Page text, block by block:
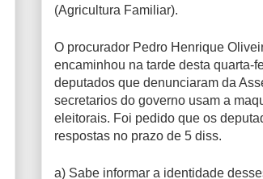
(Agricultura Familiar).
O procurador Pedro Henrique
encaminhou na tarde desta quarta-
deputados que denunciaram da
secretarios do governo usam a
eleitorais. Foi pedido que os
respostas no prazo de 5 diss.
a) Sabe informar a identidade